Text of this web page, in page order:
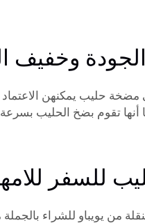
وخفيف
مضخة حليب يمكنهن
أنها تقوم بضخ الحليب
للسفر
من يويباو للشراء